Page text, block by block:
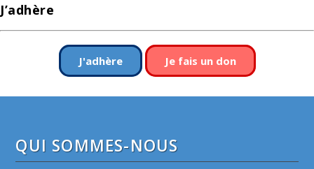
J’adhère
J'adhère Je fais un don
QUI SOMMES-NOUS